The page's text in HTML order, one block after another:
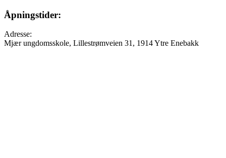
Åpningstider:
Adresse:
Mjær ungdomsskole, Lillestrømveien 31, 1914 Ytre Enebakk